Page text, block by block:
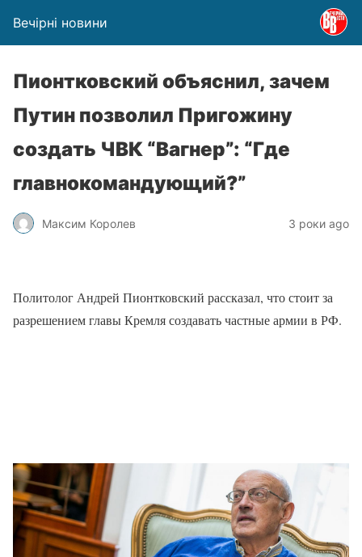
Вечірні новини
Пионтковский объяснил, зачем
Путин позволил Пригожину
создать ЧВК “Вагнер”: “Где
главнокомандующий?”
Максим Королев 3 роки ago
Политолог Андрей Пионтковский рассказал, что стоит за
разрешением главы Кремля создавать частные армии в РФ.